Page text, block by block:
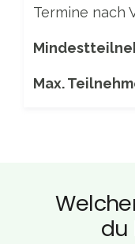
Termine nach
Max.
du